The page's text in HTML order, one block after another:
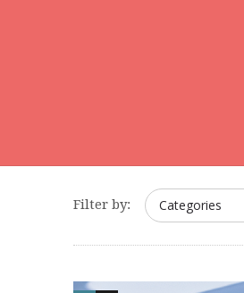
Filter by: Categories